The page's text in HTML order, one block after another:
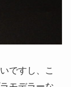
ですし、こ